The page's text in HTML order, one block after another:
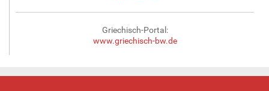
Griechisch-Portal:
www.griechisch-bw.de